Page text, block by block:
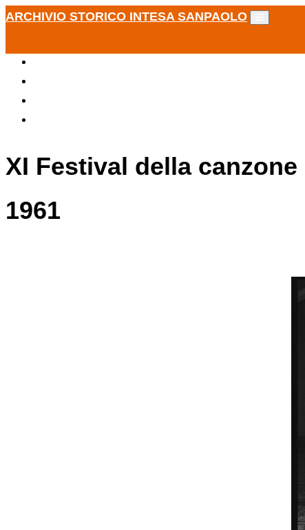
ARCHIVIO STORICO INTESA SANPAOLO
XI Festival della
1961